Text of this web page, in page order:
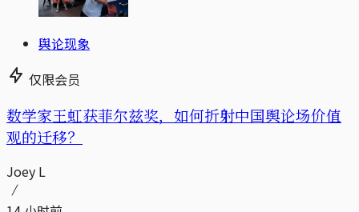
舆论现象
仅限会员
数学家王虹获菲尔兹奖，如何折射中国舆论场价值
观的迁移？
Joey L